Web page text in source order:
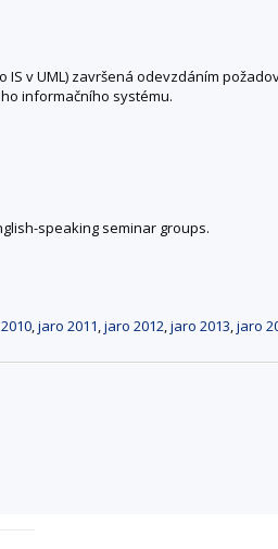
v UML) završená odevzdáním
informačního systému.
speaking seminar groups.
,jaro 2011,jaro 2012,jaro 2013,jaro